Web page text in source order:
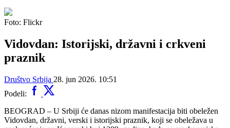
Foto: Flickr
Vidovdan: Istorijski, državni i crkveni
praznik
Društvo Srbija 28. jun 2026. 10:51
Podeli:
BEOGRAD – U Srbiji će danas nizom manifestacija biti obeležen
Vidovdan, državni, verski i istorijski praznik, koji se obeležava u